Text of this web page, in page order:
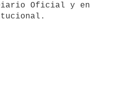
Oficial y en